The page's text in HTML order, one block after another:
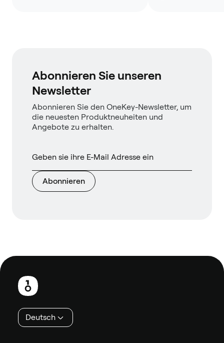
Abonnieren Sie unseren
Newsletter
Abonnieren Sie den OneKey-Newsletter, um
die neuesten Produktneuheiten und
Angebote zu erhalten.
Abonnieren
Fußzeile
Deutsch